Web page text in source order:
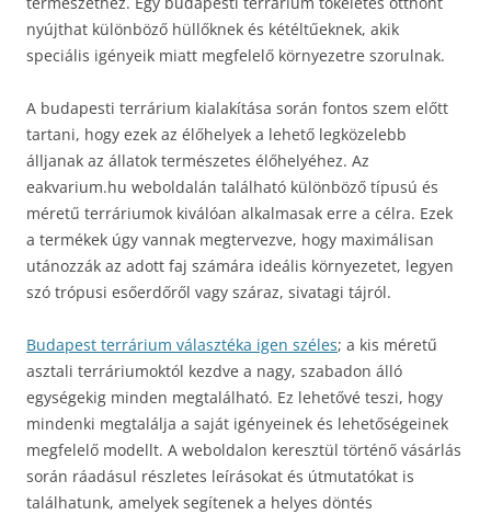
nyújthat különböző hüllőknek és kétéltűeknek, akik
speciális igényeik miatt megfelelő környezetre szorulnak.
A budapesti terrárium kialakítása során fontos szem előtt
tartani, hogy ezek az élőhelyek a lehető legközelebb
álljanak az állatok természetes élőhelyéhez. Az
eakvarium.hu weboldalán található különböző típusú és
méretű terráriumok kiválóan alkalmasak erre a célra. Ezek
a termékek úgy vannak megtervezve, hogy maximálisan
utánozzák az adott faj számára ideális környezetet, legyen
szó trópusi esőerdőről vagy száraz, sivatagi tájról.
Budapest terrárium választéka igen széles; a kis méretű
asztali terráriumoktól kezdve a nagy, szabadon álló
egységekig minden megtalálható. Ez lehetővé teszi, hogy
mindenki megtalálja a saját igényeinek és lehetőségeinek
megfelelő modellt. A weboldalon keresztül történő vásárlás
során ráadásul részletes leírásokat és útmutatókat is
találhatunk, amelyek segítenek a helyes döntés